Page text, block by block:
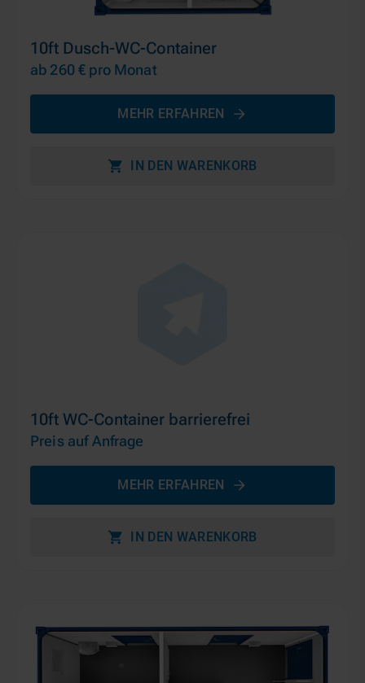
10ft Dusch-WC-Container
ab 260 € pro Monat
MEHR ERFAHREN
IN DEN WARENKORB
10ft WC-Container barrierefrei
Preis auf Anfrage
MEHR ERFAHREN
IN DEN WARENKORB